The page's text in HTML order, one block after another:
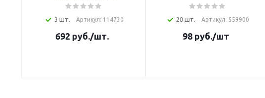
3 шт. Артикул: 114730
692 руб./шт.
20 шт. Артикул: 559900
98 руб./шт